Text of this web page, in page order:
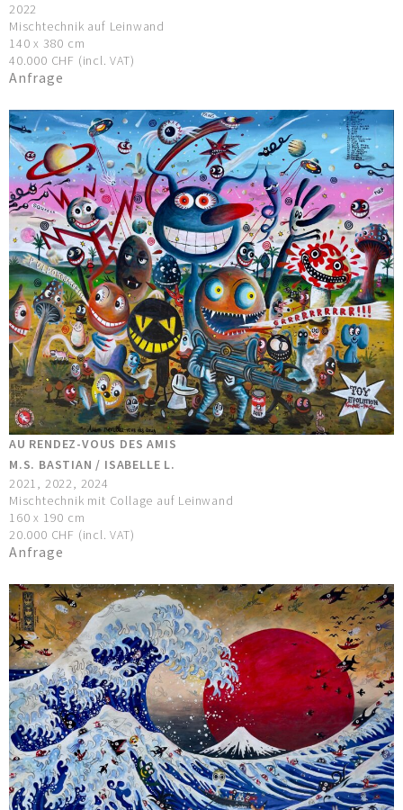
2022
Mischtechnik auf Leinwand
140 x 380 cm
40.000 CHF (incl. VAT)
Anfrage
AU RENDEZ-VOUS DES AMIS
M.S. BASTIAN / ISABELLE L.
2021, 2022, 2024
Mischtechnik mit Collage auf Leinwand
160 x 190 cm
20.000 CHF (incl. VAT)
Anfrage